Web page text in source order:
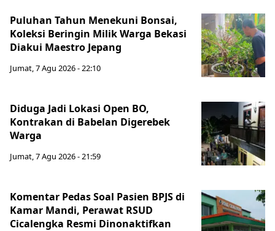
Puluhan Tahun Menekuni Bonsai,
Koleksi Beringin Milik Warga Bekasi
Diakui Maestro Jepang
Jumat, 7 Agu 2026 - 22:10
Diduga Jadi Lokasi Open BO,
Kontrakan di Babelan Digerebek
Warga
Jumat, 7 Agu 2026 - 21:59
Komentar Pedas Soal Pasien BPJS di
Kamar Mandi, Perawat RSUD
Cicalengka Resmi Dinonaktifkan